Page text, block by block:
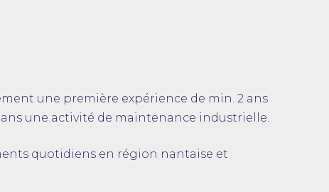
une première expérience de min. 2 ans
une activité de maintenance industrielle.
quotidiens en région nantaise et